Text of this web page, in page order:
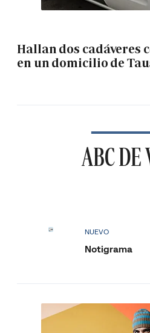
Hallan dos cadáveres
en un domicilio de
ABC DE
NUEVO
Notigrama